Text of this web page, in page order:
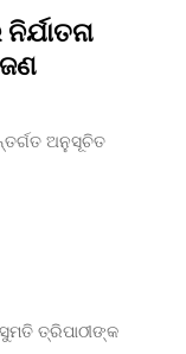
ଅନୁସୂଚିତ
ତ୍ରିପାଠୀଙ୍କ